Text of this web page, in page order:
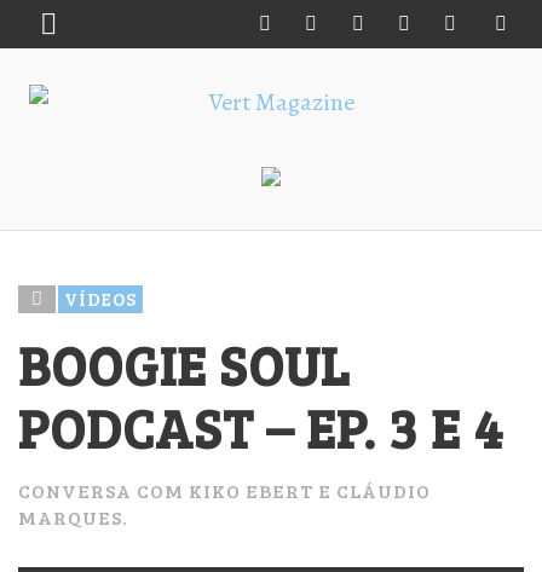
VÍDEOS
BOOGIE SOUL
PODCAST – EP. 3 E 4
CONVERSA COM KIKO EBERT E CLÁUDIO
MARQUES.